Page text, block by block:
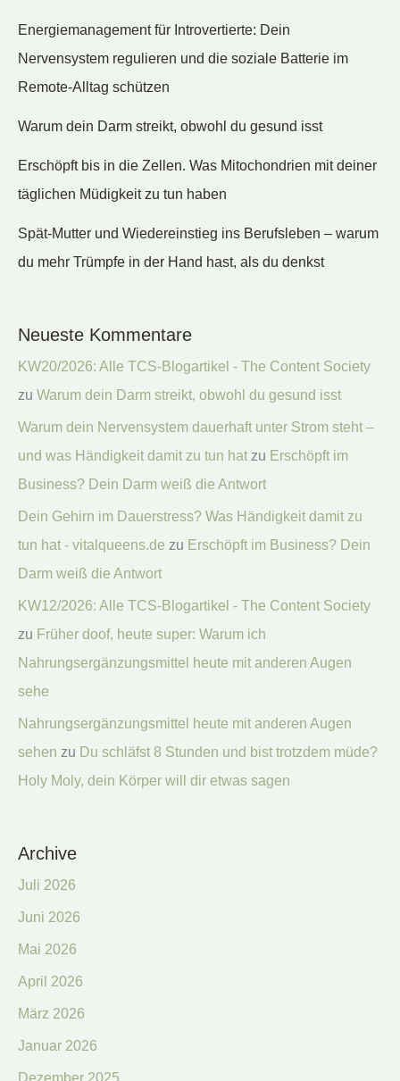
Energiemanagement für Introvertierte: Dein
Nervensystem regulieren und die soziale Batterie im
Remote-Alltag schützen
Warum dein Darm streikt, obwohl du gesund isst
Erschöpft bis in die Zellen. Was Mitochondrien mit deiner
täglichen Müdigkeit zu tun haben
Spät-Mutter und Wiedereinstieg ins Berufsleben – warum
du mehr Trümpfe in der Hand hast, als du denkst
Neueste Kommentare
KW20/2026: Alle TCS-Blogartikel - The Content Society
zu Warum dein Darm streikt, obwohl du gesund isst
Warum dein Nervensystem dauerhaft unter Strom steht –
und was Händigkeit damit zu tun hat zu Erschöpft im
Business? Dein Darm weiß die Antwort
Dein Gehirn im Dauerstress? Was Händigkeit damit zu
tun hat - vitalqueens.de zu Erschöpft im Business? Dein
Darm weiß die Antwort
KW12/2026: Alle TCS-Blogartikel - The Content Society
zu Früher doof, heute super: Warum ich
Nahrungsergänzungsmittel heute mit anderen Augen
sehe
Nahrungsergänzungsmittel heute mit anderen Augen
sehen zu Du schläfst 8 Stunden und bist trotzdem müde?
Holy Moly, dein Körper will dir etwas sagen
Archive
Juli 2026
Juni 2026
Mai 2026
April 2026
März 2026
Januar 2026
Dezember 2025